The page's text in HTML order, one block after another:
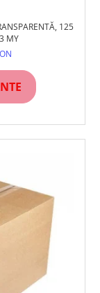
125
MY